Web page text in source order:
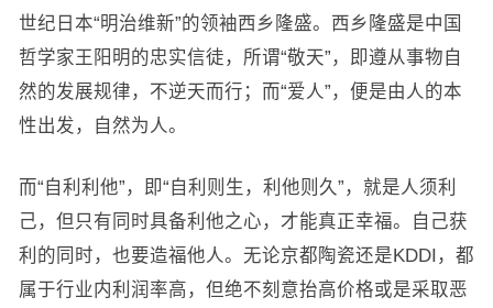
世纪日本“明治维新”的领袖西乡隆盛。西乡隆盛是中国
哲学家王阳明的忠实信徒，所谓“敬天”，即遵从事物自
然的发展规律，不逆天而行；而“爱人”，便是由人的本
性出发，自然为人。
而“自利利他”，即“自利则生，利他则久”，就是人须利
己，但只有同时具备利他之心，才能真正幸福。自己获
利的同时，也要造福他人。无论京都陶瓷还是KDDI，都
属于行业内利润率高，但绝不刻意抬高价格或是采取恶